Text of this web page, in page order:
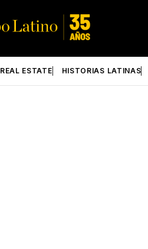
REAL ESTATE HISTORIAS LATINAS